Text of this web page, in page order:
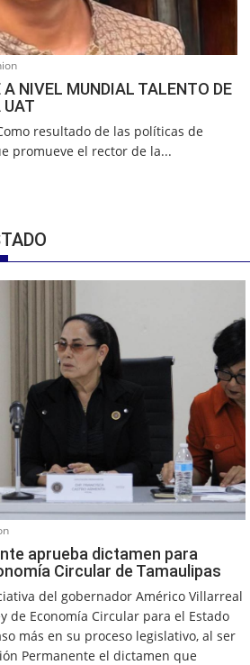
A NIVEL MUNDIAL TALENTO DE
UAT
resultado de las políticas de
promueve el rector de la...
aprueba dictamen para
Circular de Tamaulipas
del gobernador Américo Villarreal
de Economía Circular para el Estado
más en su proceso legislativo, al ser
Permanente el dictamen que